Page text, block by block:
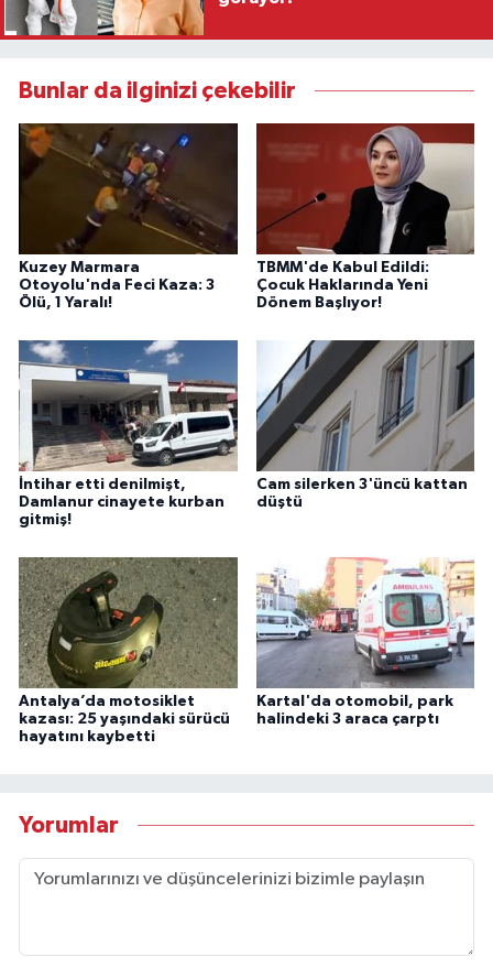
Bunlar da ilginizi çekebilir
Kuzey Marmara
Otoyolu'nda Feci Kaza: 3
Ölü, 1 Yaralı!
TBMM'de Kabul Edildi:
Çocuk Haklarında Yeni
Dönem Başlıyor!
İntihar etti denilmişt,
Damlanur cinayete kurban
gitmiş!
Cam silerken 3'üncü kattan
düştü
Antalya’da motosiklet
kazası: 25 yaşındaki sürücü
hayatını kaybetti
Kartal'da otomobil, park
halindeki 3 araca çarptı
Yorumlar